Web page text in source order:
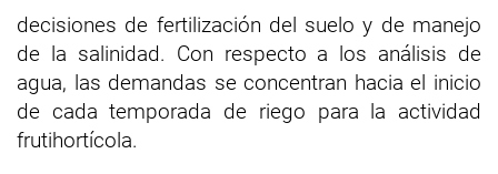
decisiones de fertilización del suelo y de manejo
de la salinidad. Con respecto a los análisis de
agua, las demandas se concentran hacia el inicio
de cada temporada de riego para la actividad
frutihortícola.